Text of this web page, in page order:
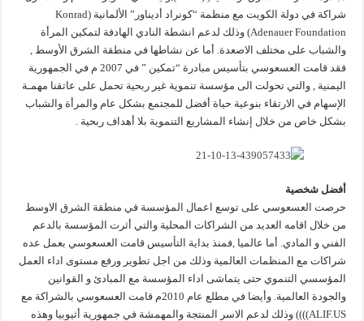
شراكة في دولة الكويت مع منظمة “كونراد أديناور” الألمانية (Konrad
Adenauer Foundation) وذلك لدعم انشطة النادي الهادفة لتمكين المرأة
والشباب على مختلف الاصعدة. أما عن نشاطها في منطقة الشرق الأوسط ,
فقد قامت العسعوسي بتأسيس مبادرة “تمكين ” في 2007 م في الجمهورية
اليمنية , والتي تحولت الى مؤسسة تنموية غير ربحية تحمل على عاتقنا مهمـة
الإسهام في الارتقاء بنوعية حياة أفضل للمجتمع بشكل عام والمرأة والشباب
بشكل خاص من خلال إنشاء المشاريع التنموية بلا أهداف ربحية .
أفضل شخصية
حرصت العسعوسي على توسع اعمال المؤسسة في منطقة الشرق الاوسط
من خلال اقامه العديد من الشراكات المحلية والتي أثرت المؤسسة بالدعم
الفني و المادي. أما عالميا ,فمنذ بداية التأسيس قامت العسعوسي بعمل عده
شراكات مع المنظمات العالمية وذلك من اجل تطوير ورفع مستوى اداء العمل
المؤسسي التنموي حتى يتماشى اداء المؤسسة مع المبادئ و القوانين
والجودة العالمية. وأيضا في مطلع عام 2010م قامت العسعوسي بالشراكة مع
ALIF.US)))) وذلك لدعم الاسر المنتجة والمهمشة في جمهورية أثيوبيا وهذه